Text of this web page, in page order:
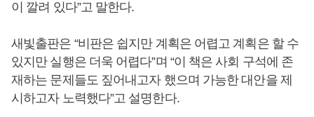
이 깔려 있다”고 말한다.
새빛출판은 “비판은 쉽지만 계획은 어렵고 계획은 할 수
있지만 실행은 더욱 어렵다”며 “이 책은 사회 구석에 존
재하는 문제들도 짚어내고자 했으며 가능한 대안을 제
시하고자 노력했다”고 설명한다.